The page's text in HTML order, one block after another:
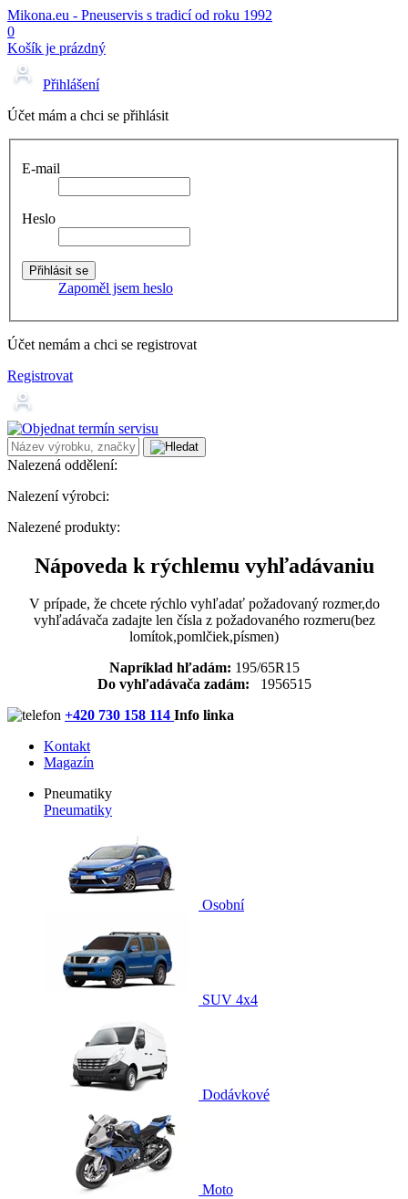
Mikona.eu - Pneuservis s tradicí od roku 1992
0
Košík je prázdný
Přihlášení
Účet mám a chci se přihlásit
E-mail
Heslo
Zapoměl jsem heslo
Účet nemám a chci se registrovat
Registrovat
Nalezená oddělení:
Nalezení výrobci:
Nalezené produkty:
Nápoveda k rýchlemu vyhľadávaniu
V prípade, že chcete rýchlo vyhľadať požadovaný rozmer,do
vyhľadávača zadajte len čísla z požadovaného rozmeru(bez
lomítok,pomlčiek,písmen)
Napríklad hľadám: 195/65R15
Do vyhľadávača zadám: 1956515
+420 730 158 114 Info linka
Kontakt
Magazín
Pneumatiky
Pneumatiky
Osobní
SUV 4x4
Dodávkové
Moto